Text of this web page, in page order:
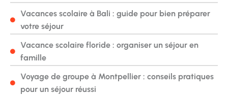
Vacances scolaire à Bali : guide pour bien préparer
votre séjour
Vacance scolaire floride : organiser un séjour en
famille
Voyage de groupe à Montpellier : conseils pratiques
pour un séjour réussi